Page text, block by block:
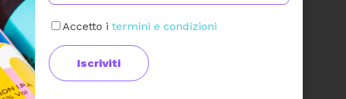
Accetto i termini e condizioni